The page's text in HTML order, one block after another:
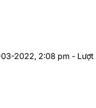
2022, 2:08 pm - Lượt